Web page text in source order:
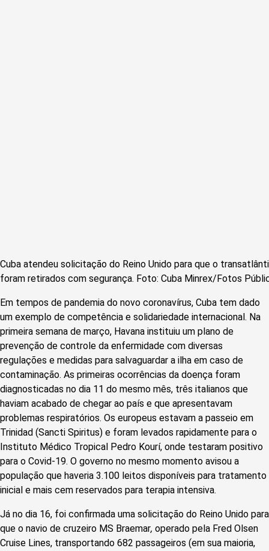
Cuba atendeu solicitação do Reino Unido para que o
foram retirados com segurança. Foto: Cuba Minrex/Fotos
Em tempos de pandemia do novo coronavírus, Cuba tem dado
um exemplo de competência e solidariedade internacional. Na
primeira semana de março, Havana instituiu um plano de
prevenção de controle da enfermidade com diversas
regulações e medidas para salvaguardar a ilha em caso de
contaminação. As primeiras ocorrências da doença foram
diagnosticadas no dia 11 do mesmo mês, três italianos que
haviam acabado de chegar ao país e que apresentavam
problemas respiratórios. Os europeus estavam a passeio em
Trinidad (Sancti Spiritus) e foram levados rapidamente para o
Instituto Médico Tropical Pedro Kourí, onde testaram positivo
para o Covid-19. O governo no mesmo momento avisou a
população que haveria 3.100 leitos disponíveis para tratamento
inicial e mais cem reservados para terapia intensiva.
Já no dia 16, foi confirmada uma solicitação do Reino Unido para
que o navio de cruzeiro MS Braemar, operado pela Fred Olsen
Cruise Lines, transportando 682 passageiros (em sua maioria,